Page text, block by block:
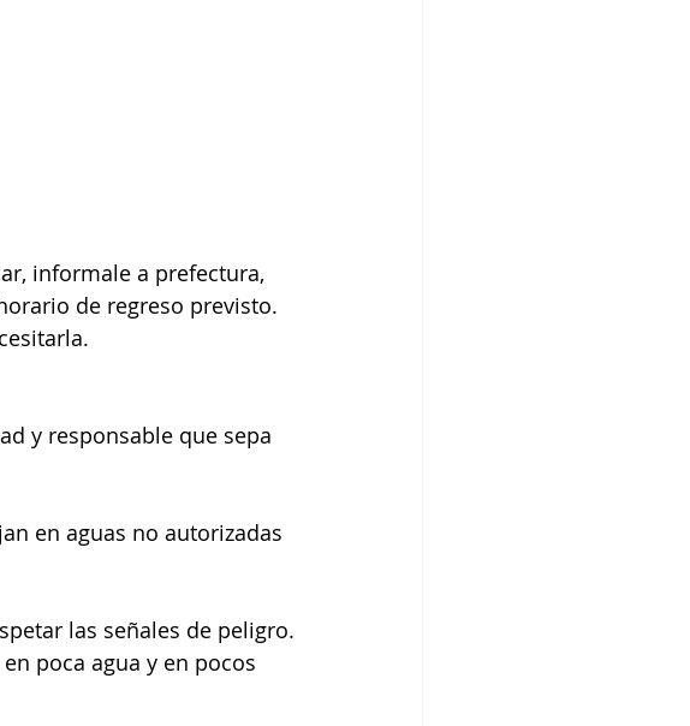
informale a prefectura,
de regreso previsto.
y responsable que sepa
en aguas no autorizadas
las señales de peligro.
poca agua y en pocos